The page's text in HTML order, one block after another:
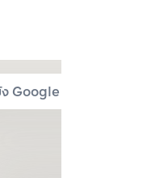
Google Map